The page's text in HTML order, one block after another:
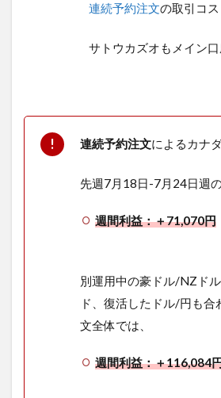
連続予約注文の取引コ
サトウカズオもメイン
連続予約注文によるカナ
先週7月18日-7月24日週の
週間利益：＋71,070円
別運用中の豪ドル/NZド
ド、復活したドル/円も合
文全体では、
週間利益：＋116,084